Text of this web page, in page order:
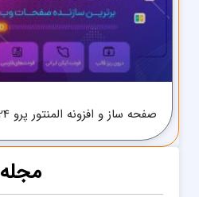
صفحه ساز و افزونه المنتور پرو Elementor Pro 2024
مجله